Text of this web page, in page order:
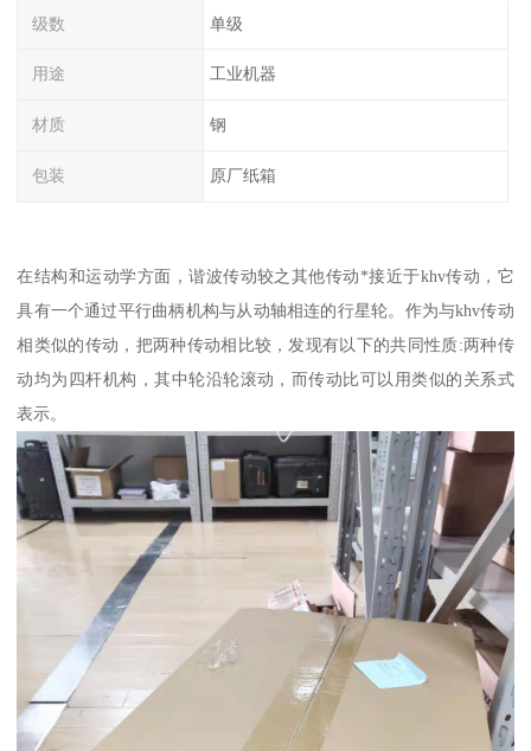
级数 单级
用途 工业机器
材质 钢
包装 原厂纸箱
在结构和运动学方面，谐波传动较之其他传动*接近于khv传动，它
具有一个通过平行曲柄机构与从动轴相连的行星轮。作为与khv传动
相类似的传动，把两种传动相比较，发现有以下的共同性质:两种传
动均为四杆机构，其中轮沿轮滚动，而传动比可以用类似的关系式
表示。